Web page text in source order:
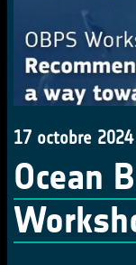
17 octobre 2024
Ocean